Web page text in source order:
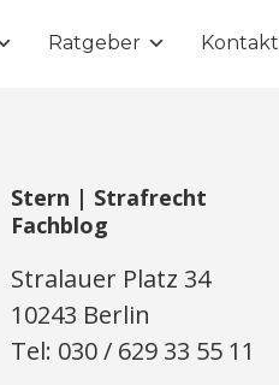
Ratgeber Kontakt
Stern | Strafrecht
Fachblog
Stralauer Platz 34
10243 Berlin
Tel: 030 / 629 33 55 11